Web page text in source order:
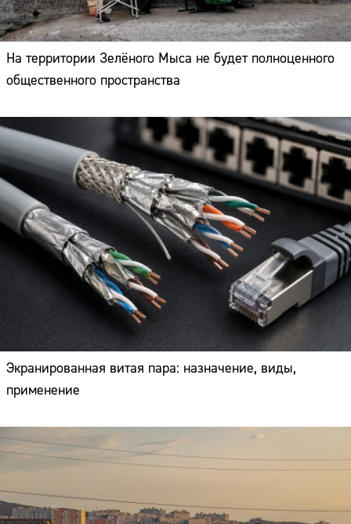
На территории Зелёного Мыса не будет полноценного
общественного пространства
Экранированная витая пара: назначение, виды,
применение